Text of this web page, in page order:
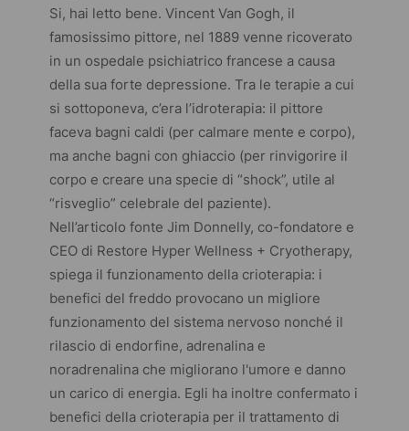
Si, hai letto bene. Vincent Van Gogh, il
famosissimo pittore, nel 1889 venne ricoverato
in un ospedale psichiatrico francese a causa
della sua forte depressione. Tra le terapie a cui
si sottoponeva, c’era l’idroterapia: il pittore
faceva bagni caldi (per calmare mente e corpo),
ma anche bagni con ghiaccio (per rinvigorire il
corpo e creare una specie di “shock”, utile al
“risveglio” celebrale del paziente).
Nell’articolo fonte Jim Donnelly, co-fondatore e
CEO di Restore Hyper Wellness + Cryotherapy,
spiega il funzionamento della crioterapia: i
benefici del freddo provocano un migliore
funzionamento del sistema nervoso nonché il
rilascio di endorfine, adrenalina e
noradrenalina che migliorano l'umore e danno
un carico di energia. Egli ha inoltre confermato i
benefici della crioterapia per il trattamento di